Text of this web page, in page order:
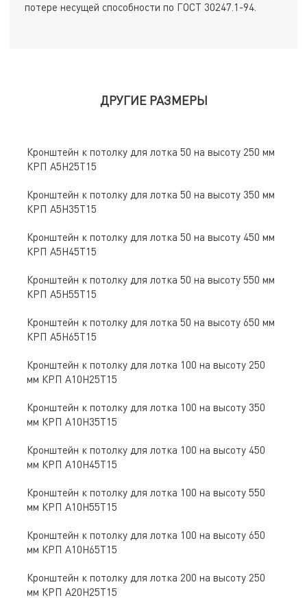
потере несущей способности по ГОСТ 30247.1-94.
ДРУГИЕ РАЗМЕРЫ
Кронштейн к потолку для лотка 50 на высоту 250 мм
КРП А5Н25Т15
Кронштейн к потолку для лотка 50 на высоту 350 мм
КРП А5Н35Т15
Кронштейн к потолку для лотка 50 на высоту 450 мм
КРП А5Н45Т15
Кронштейн к потолку для лотка 50 на высоту 550 мм
КРП А5Н55Т15
Кронштейн к потолку для лотка 50 на высоту 650 мм
КРП А5Н65Т15
Кронштейн к потолку для лотка 100 на высоту 250
мм КРП А10Н25Т15
Кронштейн к потолку для лотка 100 на высоту 350
мм КРП А10Н35Т15
Кронштейн к потолку для лотка 100 на высоту 450
мм КРП А10Н45Т15
Кронштейн к потолку для лотка 100 на высоту 550
мм КРП А10Н55Т15
Кронштейн к потолку для лотка 100 на высоту 650
мм КРП А10Н65Т15
Кронштейн к потолку для лотка 200 на высоту 250
мм КРП А20Н25Т15